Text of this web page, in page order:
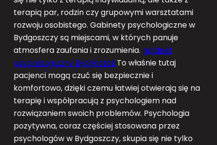
terapią par, rodzin czy grupowymi warsztatami
rozwoju osobistego. Gabinety psychologiczne w
Bydgoszczy są miejscami, w których panuje
atmosfera zaufania i zrozumienia. gabinet
psychologiczny Bydgoszcz To właśnie tutaj
pacjenci mogą czuć się bezpiecznie i
komfortowo, dzięki czemu łatwiej otwierają się na
terapię i współpracują z psychologiem nad
rozwiązaniem swoich problemów. Psychologia
pozytywna, coraz częściej stosowana przez
psychologów w Bydgoszczy, skupia się nie tylko